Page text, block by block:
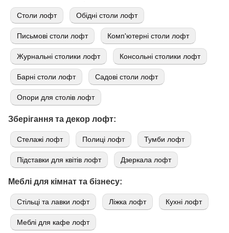
Cтоли лофт Обідні столи лофт
Письмові столи лофт Комп'ютерні столи лофт
Журнальні столики лофт Консольні столики лофт
Барні столи лофт Садові столи лофт
Опори для столів лофт
Зберігання та декор лофт:
Стелажі лофт Полиці лофт Тумби лофт
Підставки для квітів лофт Дзеркала лофт
Меблі для кімнат та бізнесу:
Стільці та лавки лофт Ліжка лофт Кухні лофт
Меблі для кафе лофт